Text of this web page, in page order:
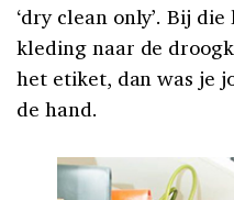
‘dry clean only’. Bij
kleding naar de
het etiket, dan was je
de hand.